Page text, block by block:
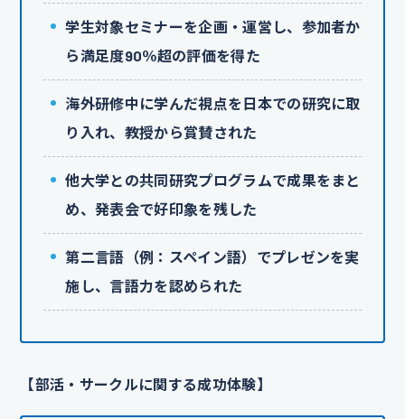
学生対象セミナーを企画・運営し、参加者か
ら満足度90％超の評価を得た
海外研修中に学んだ視点を日本での研究に取
り入れ、教授から賞賛された
他大学との共同研究プログラムで成果をまと
め、発表会で好印象を残した
第二言語（例：スペイン語）でプレゼンを実
施し、言語力を認められた
【部活・サークルに関する成功体験】